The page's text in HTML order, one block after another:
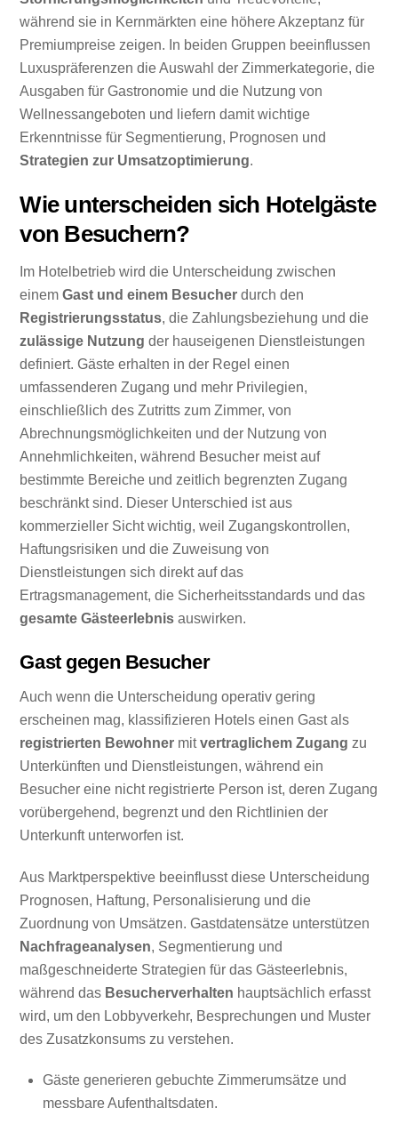
während sie in Kernmärkten eine höhere Akzeptanz für
Premiumpreise zeigen. In beiden Gruppen beeinflussen
Luxuspräferenzen die Auswahl der Zimmerkategorie, die
Ausgaben für Gastronomie und die Nutzung von
Wellnessangeboten und liefern damit wichtige
Erkenntnisse für Segmentierung, Prognosen und
Strategien zur Umsatzoptimierung.
Wie unterscheiden sich Hotelgäste
von Besuchern?
Im Hotelbetrieb wird die Unterscheidung zwischen
einemGast und einem Besucher durch den
Registrierungsstatus, die Zahlungsbeziehung und die
zulässige Nutzung der hauseigenen Dienstleistungen
definiert. Gäste erhalten in der Regel einen
umfassenderen Zugang und mehr Privilegien,
einschließlich des Zutritts zum Zimmer, von
Abrechnungsmöglichkeiten und der Nutzung von
Annehmlichkeiten, während Besucher meist auf
bestimmte Bereiche und zeitlich begrenzten Zugang
beschränkt sind. Dieser Unterschied ist aus
kommerzieller Sicht wichtig, weil Zugangskontrollen,
Haftungsrisiken und die Zuweisung von
Dienstleistungen sich direkt auf das
Ertragsmanagement, die Sicherheitsstandards und das
gesamte Gästeerlebnis auswirken.
Gast gegen Besucher
Auch wenn die Unterscheidung operativ gering
erscheinen mag, klassifizieren Hotels einen Gast als
registrierten Bewohner mitvertraglichem Zugang zu
Unterkünften und Dienstleistungen, während ein
Besucher eine nicht registrierte Person ist, deren Zugang
vorübergehend, begrenzt und den Richtlinien der
Unterkunft unterworfen ist.
Aus Marktperspektive beeinflusst diese Unterscheidung
Prognosen, Haftung, Personalisierung und die
Zuordnung von Umsätzen. Gastdatensätze unterstützen
Nachfrageanalysen, Segmentierung und
maßgeschneiderte Strategien für das Gästeerlebnis,
während das Besucherverhalten hauptsächlich erfasst
wird, um den Lobbyverkehr, Besprechungen und Muster
des Zusatzkonsums zu verstehen.
Gäste generieren gebuchte Zimmerumsätze und
messbare Aufenthaltsdaten.